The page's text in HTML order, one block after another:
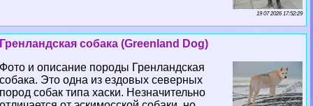
19 07 2026 17:52:29
Гренландская собака (Greenland Dog)
Фото и описание породы Гренландская
собака. Это одна из ездовых северных
пород собак типа хаски. Незначительно